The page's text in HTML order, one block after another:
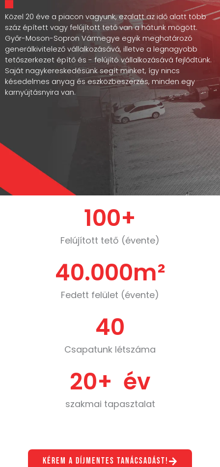
Közel 20 éve a piacon vagyunk, ezalatt az idő alatt több
száz épített vagy felújított tető van a hátunk mögött.
Győr-Moson-Sopron Vármegye egyik meghatározó
generálkivitelező vállalkozásává, illetve a legnagyobb
tetőszerkezet építő és - felújító vállalkozásává fejlődtünk.
Saját nagykereskedésünk segít minket, így nincs
késedelmes anyag és eszközbeszerzés, minden egy
karnyújtásnyira van.
Felújított tető (évente)
100+
Fedett felület (évente)
40.000m²
Csapatunk létszáma
40
szakmai tapasztalat
20+  év
Kérem a díjmentes tanácsadást!